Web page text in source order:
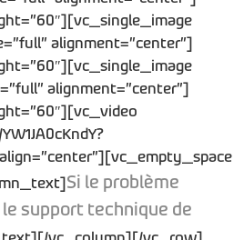
alignment=”center”]
alignment=”center”]
align=”center”][vc_empty_space
Si le problème
support technique de
vc_column][/vc_row]